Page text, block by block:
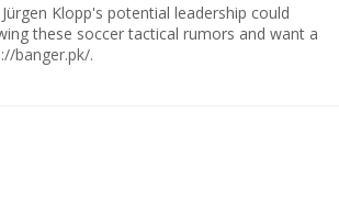
Klopp's potential leadership could
these soccer tactical rumors and want a
banger.pk/.